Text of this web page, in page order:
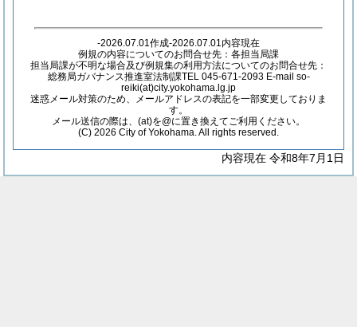
-2026.07.01作成-2026.07.01内容現在
例規の内容についてのお問合せ先：各担当局課
担当局課が不明な場合及び例規集の利用方法についてのお問合せ先：
総務局ガバナンス推進室法制課TEL 045-671-2093 E-mail so-
reiki(at)city.yokohama.lg.jp
迷惑メール対策のため、メールアドレスの表記を一部変更しておりま
す。
メール送信の際は、(at)を@に置き換えてご利用ください。
(C) 2026 City of Yokohama. All rights reserved.
内容現在 令和8年7月1日